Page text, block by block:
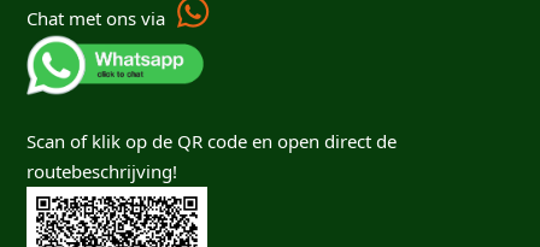
Chat met ons via
Scan of klik op de QR code en open direct de
routebeschrijving!